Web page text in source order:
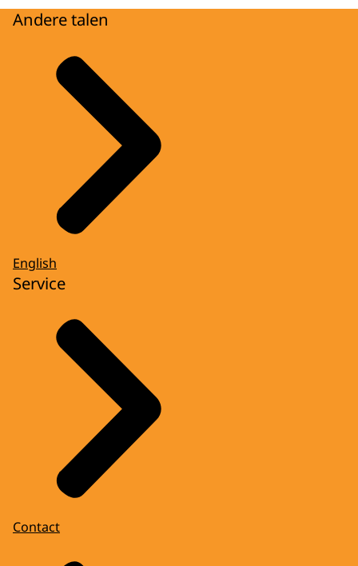
Andere talen
English
Service
Contact